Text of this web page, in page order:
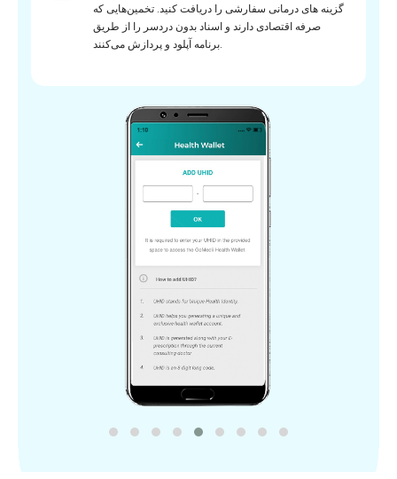
گزینه های درمانی سفارشی را دریافت کنید. تخمین‌هایی که
صرفه اقتصادی دارند و اسناد بدون دردسر را از طریق
برنامه آپلود و پردازش می‌کنند.